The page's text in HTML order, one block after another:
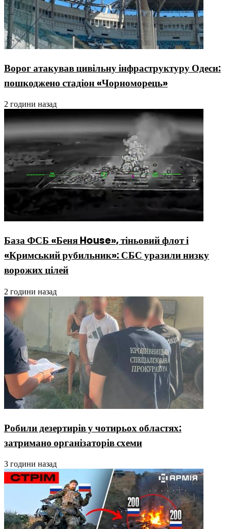
Ворог атакував цивільну інфраструктуру Одеси:
пошкоджено стадіон «Чорноморець»
2 години назад
База ФСБ «Беня House», тіньовий флот і
«Кримський рубильник»: СБС уразили низку
ворожих цілей
2 години назад
Робили дезертирів у чотирьох областях:
затримано організаторів схеми
3 години назад